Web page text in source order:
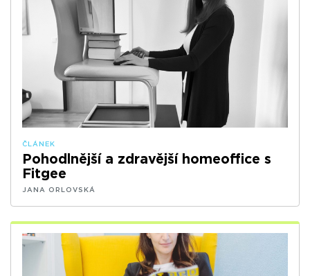
ČLÁNEK
Pohodlnější a zdravější homeoffice s
Fitgee
JANA ORLOVSKÁ